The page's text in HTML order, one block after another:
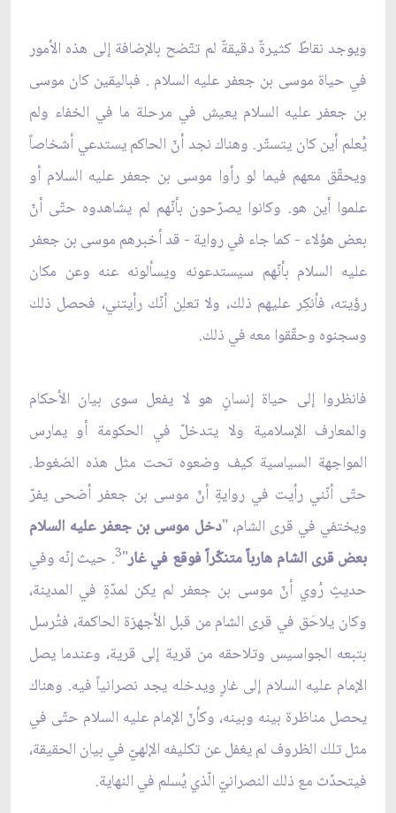
ويوجد نقاطٌ كثيرةٌ دقيقةٌ لم تتّضح بالإضافة إلى هذه الأمور
في حياة موسى بن جعفر عليه السلام . فباليقين كان موسى
بن جعفر عليه السلام يعيش في مرحلة ما في الخفاء ولم
يُعلم أين كان يتستّر. وهناك نجد أنّ الحاكم يستدعي أشخاصاً
ويحقّق معهم فيما لو رأوا موسى بن جعفر عليه السلام أو
علموا أين هو. وكانوا يصرّحون بأنّهم لم يشاهدوه حتّى أنّ
بعض هؤلاء - كما جاء في رواية - قد أخبرهم موسى بن جعفر
عليه السلام بأنّهم سيستدعونه ويسألونه عنه وعن مكان
رؤيته، فأنكِر عليهم ذلك، ولا تعلِن أنّك رأيتني، فحصل ذلك
وسجنوه وحقّقوا معه في ذلك.
فانظروا إلى حياة إنسانٍ هو لا يفعل سوى بيان الأحكام
والمعارف الإسلامية ولا يتدخلّ في الحكومة أو يمارس
المواجهة السياسية كيف وضعوه تحت مثل هذه الضغوط.
حتّى أنّني رأيت في روايةٍ أنّ موسى بن جعفر أضحى يفرّ
ويختفي في قرى الشام، "دخل موسى بن جعفر عليه السلام
بعض قرى الشام هارباً متنكّراً فوقع في غار"
3. حيث إنّه وفي
حديثٍ رُوي أنّ موسى بن جعفر لم يكن لمدّةٍ في المدينة،
وكان يلاحَق في قرى الشام من قبل الأجهزة الحاكمة، فتُرسل
بتبعه الجواسيس وتلاحقه من قرية إلى قرية، وعندما يصل
الإمام عليه السلام إلى غارٍ ويدخله يجد نصرانياً فيه. وهناك
يحصل مناظرة بينه وبينه، وكأنّ الإمام عليه السلام حتّى في
مثل تلك الظروف لم يغفل عن تكليفه الإلهيّ في بيان الحقيقة،
فيتحدّث مع ذلك النصرانيّ الّذي يُسلم في النهاية.